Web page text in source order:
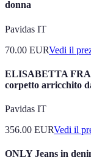
donna
Pavidas IT
70.00 EURVedi il
ELISABETTA
corpetto arricchito
Pavidas IT
356.00 EURVedi il
ONLY Jeans in